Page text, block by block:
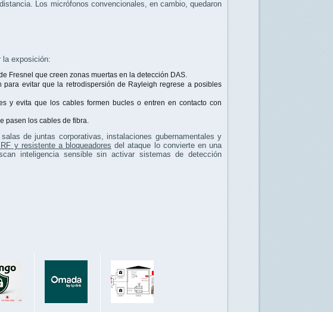
Los micrófonos convencionales, en cambio, quedaron
la exposición:
Fresnel que creen zonas muertas en la detección DAS.
para evitar que la retrodispersión de Rayleigh regrese a posibles
y evita que los cables formen bucles o entren en contacto con
pasen los cables de fibra.
de juntas corporativas, instalaciones gubernamentales y
y resistente a bloqueadores del ataque lo convierte en una
inteligencia sensible sin activar sistemas de detección